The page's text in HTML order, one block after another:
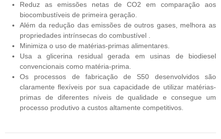
Reduz as emissões netas de CO2 em comparação aos
biocombustíveis de primeira geração.
Além da redução das emissões de outros gases, melhora as
propriedades intrínsecas do combustível .
Minimiza o uso de matérias-primas alimentares.
Usa a glicerina residual gerada em usinas de biodiesel
convencionais como matéria-prima.
Os processos de fabricação de S50 desenvolvidos são
claramente flexíveis por sua capacidade de utilizar matérias-
primas de diferentes níveis de qualidade e consegue um
processo produtivo a custos altamente competitivos.